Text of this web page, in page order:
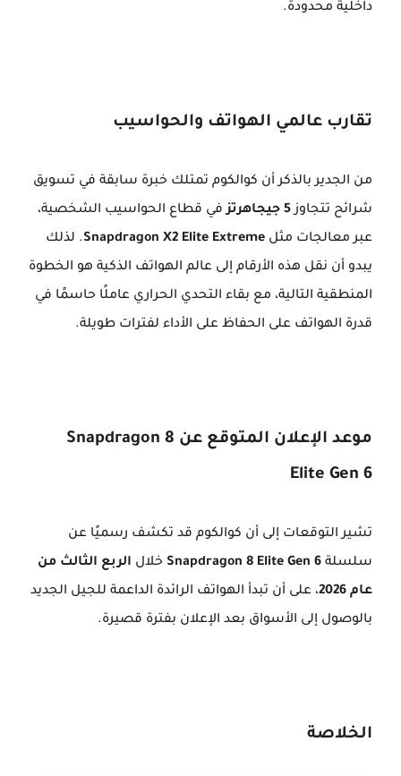
داخلية محدودة.
تقارب عالمي الهواتف والحواسيب
من الجدير بالذكر أن كوالكوم تمتلك خبرة سابقة في تسويق
شرائح تتجاوز5 جيجاهرتز
في قطاع الحواسيب الشخصية،
عبر معالجات مثل Snapdragon X2 Elite Extreme. لذلك
يبدو أن نقل هذه الأرقام إلى عالم الهواتف الذكية هو الخطوة
المنطقية التالية، مع بقاء التحدي الحراري عاملًا حاسمًا في
قدرة الهواتف على الحفاظ على الأداء لفترات طويلة.
موعد الإعلان المتوقع عن Snapdragon 8
Elite Gen 6
تشير التوقعات إلى أن كوالكوم قد تكشف رسميًا عن
سلسلة Snapdragon 8 Elite Gen 6 خلال الربع الثالث من
عام 2026
، على أن تبدأ الهواتف الرائدة الداعمة للجيل الجديد
بالوصول إلى الأسواق بعد الإعلان بفترة قصيرة.
الخلاصة